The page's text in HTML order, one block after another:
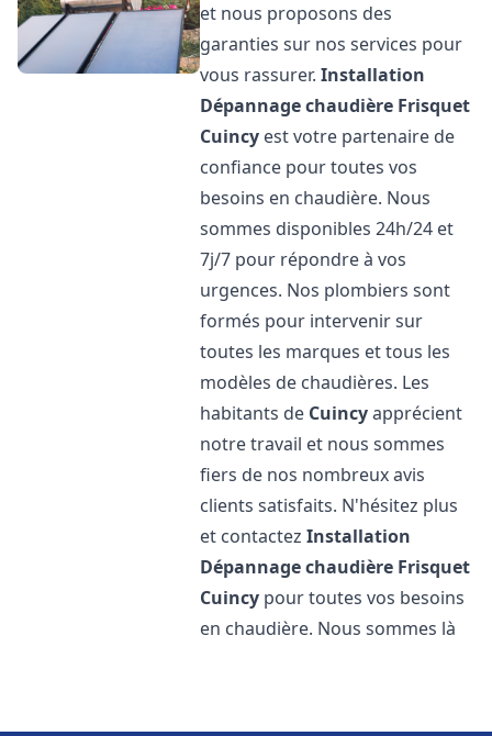
et nous proposons des
garanties sur nos services pour
vous rassurer.Installation
Dépannage chaudière Frisquet
Cuincy est votre partenaire de
confiance pour toutes vos
besoins en chaudière. Nous
sommes disponibles 24h/24 et
7j/7 pour répondre à vos
urgences. Nos plombiers sont
formés pour intervenir sur
toutes les marques et tous les
modèles de chaudières. Les
habitants de Cuincyapprécient
notre travail et nous sommes
fiers de nos nombreux avis
clients satisfaits. N'hésitez plus
et contactezInstallation
Dépannage chaudière Frisquet
Cuincy pour toutes vos besoins
en chaudière. Nous sommes là